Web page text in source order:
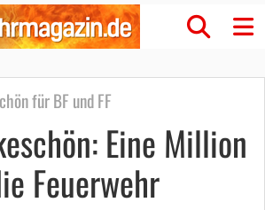
für BF und FF
Eine Million
Feuerwehr